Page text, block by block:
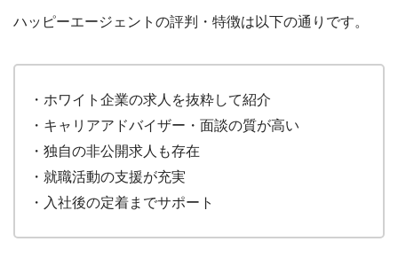
ハッピーエージェントの評判・特徴は以下の通りです。
・ホワイト企業の求人を抜粋して紹介
・キャリアアドバイザー・面談の質が高い
・独自の非公開求人も存在
・就職活動の支援が充実
・入社後の定着までサポート